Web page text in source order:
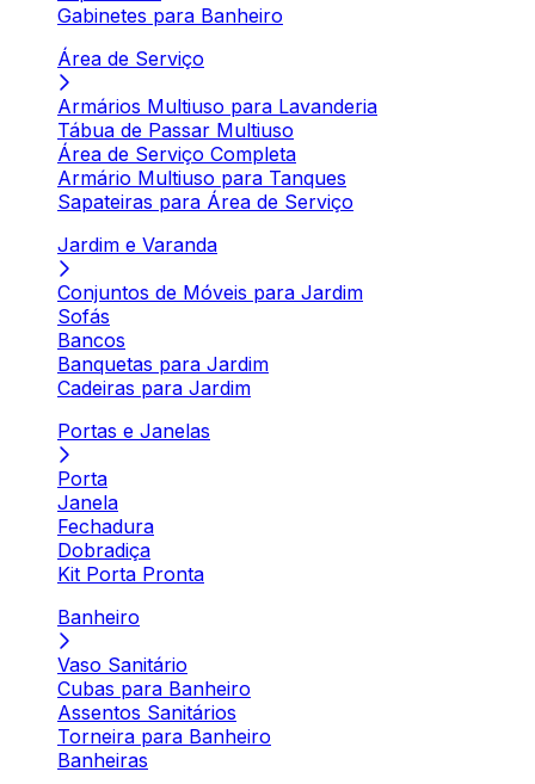
Gabinetes para Banheiro
Área de Serviço
Armários Multiuso para Lavanderia
Tábua de Passar Multiuso
Área de Serviço Completa
Armário Multiuso para Tanques
Sapateiras para Área de Serviço
Jardim e Varanda
Conjuntos de Móveis para Jardim
Sofás
Bancos
Banquetas para Jardim
Cadeiras para Jardim
Portas e Janelas
Porta
Janela
Fechadura
Dobradiça
Kit Porta Pronta
Banheiro
Vaso Sanitário
Cubas para Banheiro
Assentos Sanitários
Torneira para Banheiro
Banheiras